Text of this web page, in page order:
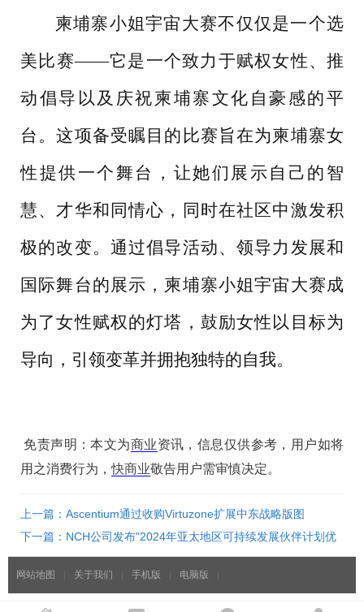
柬埔寨小姐宇宙大赛不仅仅是一个选
美比赛——它是一个致力于赋权女性、推
动倡导以及庆祝柬埔寨文化自豪感的平
台。这项备受瞩目的比赛旨在为柬埔寨女
性提供一个舞台，让她们展示自己的智
慧、才华和同情心，同时在社区中激发积
极的改变。通过倡导活动、领导力发展和
国际舞台的展示，柬埔寨小姐宇宙大赛成
为了女性赋权的灯塔，鼓励女性以目标为
导向，引领变革并拥抱独特的自我。
免责声明：本文为商业资讯，信息仅供参考，用户如将
用之消费行为，快商业敬告用户需审慎决定。
上一篇：Ascentium通过收购Virtuzone扩展中东战略版图
下一篇：NCH公司发布"2024年亚太地区可持续发展伙伴计划优
秀践行者"榜单
网站地图 关于我们 手机版 电脑版